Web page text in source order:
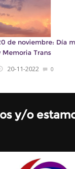
de noviembre: Día
Memoria Trans
20-11-2022 0
y/o